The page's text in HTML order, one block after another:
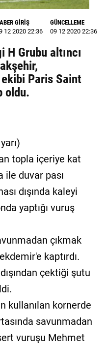
GİRİŞ
12 2020 22:36
GÜNCELLEME
09 12 2020 22:36
H Grubu altıncı
Paris Saint
oldu.
topla içeriye kat
ile duvar pası
dışında kaleyi
yaptığı vuruş
çıkmak
kaptırdı.
çektiği şutu
kullanılan kornerde
savunmadan
vuruşu Mehmet